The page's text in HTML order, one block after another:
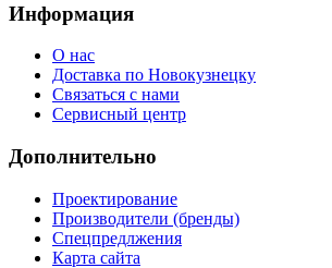
Информация
О нас
Доставка по Новокузнецку
Связаться с нами
Сервисный центр
Дополнительно
Проектирование
Производители (бренды)
Спецпредлжения
Карта сайта